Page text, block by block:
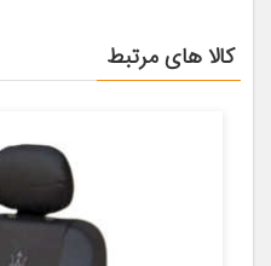
کالا های مرتبط